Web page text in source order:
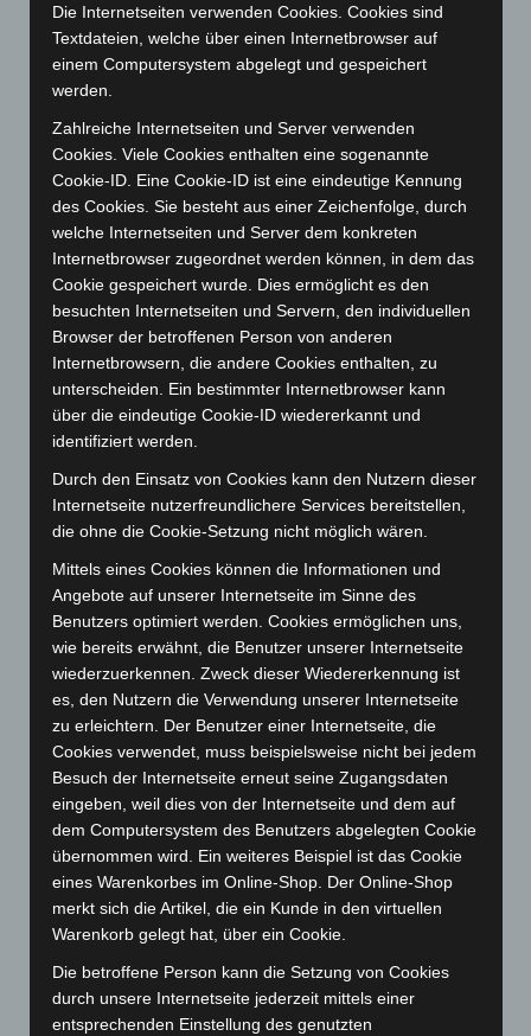
Februar 2026(109)
Januar 2026(122)
Dezember 2025
November 2025(114)
Oktober 2025(112)
September 2025(93)
August 2025(90)
Juli 2025(90)
Juni 2025(103)
Mai 2025(112)
April 2025
(88)
März 2025(111)
Februar 2025(96)
Januar 2025 (88)
Dezember 2024
(89)
Oktober 2024(93)
September 2024(112)
August 2024 (107)
Juli 2024(89)
Juni 2024(107)
Mai 2024
(149)
April 2024(102)
März 2024(103)
Februar 2024(103)
Januar 2024 (111)
Dezember 2023(130)
November 2023 (130)
Oktober 2023(114)
Die Internetseiten verwenden Cookies. Cookies sind
Textdateien, welche über einen Internetbrowser auf
einem Computersystem abgelegt und gespeichert
werden.
Zahlreiche Internetseiten und Server verwenden
Cookies. Viele Cookies enthalten eine sogenannte
Cookie-ID. Eine Cookie-ID ist eine eindeutige Kennung
des Cookies. Sie besteht aus einer Zeichenfolge, durch
welche Internetseiten und Server dem konkreten
Internetbrowser zugeordnet werden können, in dem das
Cookie gespeichert wurde. Dies ermöglicht es den
besuchten Internetseiten und Servern, den individuellen
Browser der betroffenen Person von anderen
Internetbrowsern, die andere Cookies enthalten, zu
unterscheiden. Ein bestimmter Internetbrowser kann
über die eindeutige Cookie-ID wiedererkannt und
identifiziert werden.
Durch den Einsatz von Cookies kann den Nutzern dieser
Internetseite nutzerfreundlichere Services bereitstellen,
die ohne die Cookie-Setzung nicht möglich wären.
Mittels eines Cookies können die Informationen und
Angebote auf unserer Internetseite im Sinne des
Benutzers optimiert werden. Cookies ermöglichen uns,
wie bereits erwähnt, die Benutzer unserer Internetseite
wiederzuerkennen. Zweck dieser Wiedererkennung ist
es, den Nutzern die Verwendung unserer Internetseite
zu erleichtern. Der Benutzer einer Internetseite, die
Cookies verwendet, muss beispielsweise nicht bei jedem
Besuch der Internetseite erneut seine Zugangsdaten
eingeben, weil dies von der Internetseite und dem auf
dem Computersystem des Benutzers abgelegten Cookie
übernommen wird. Ein weiteres Beispiel ist das Cookie
eines Warenkorbes im Online-Shop. Der Online-Shop
merkt sich die Artikel, die ein Kunde in den virtuellen
Warenkorb gelegt hat, über ein Cookie.
Die betroffene Person kann die Setzung von Cookies
durch unsere Internetseite jederzeit mittels einer
entsprechenden Einstellung des genutzten